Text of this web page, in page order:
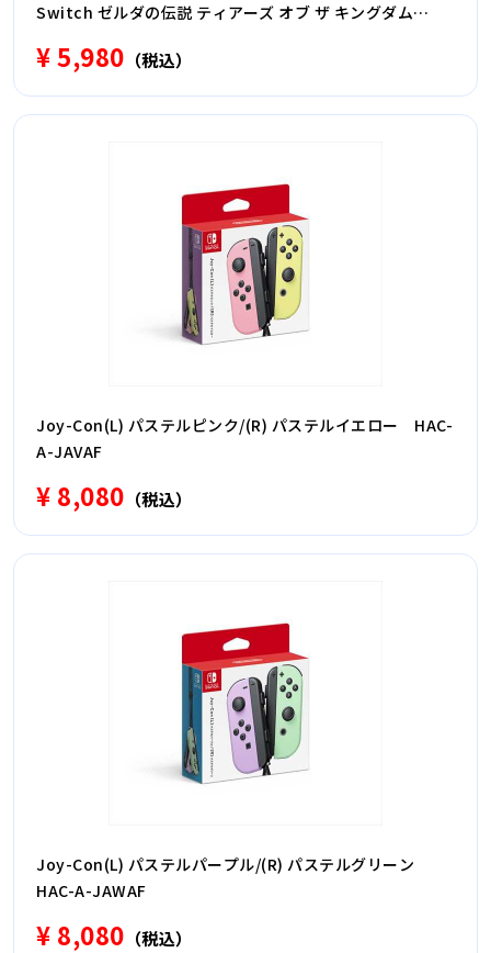
Switch ゼルダの伝説 ティアーズ オブ ザ キングダム
¥ 5,980 （税込）
Joy-Con(L) パステルピンク/(R) パステルイエロー HAC-
A-JAVAF
¥ 8,080 （税込）
Joy-Con(L) パステルパープル/(R) パステルグリーン
HAC-A-JAWAF
¥ 8,080 （税込）